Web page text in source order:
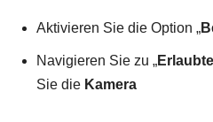
Aktivieren Sie die Option „
Navigieren Sie zu „
Sie die Kamera